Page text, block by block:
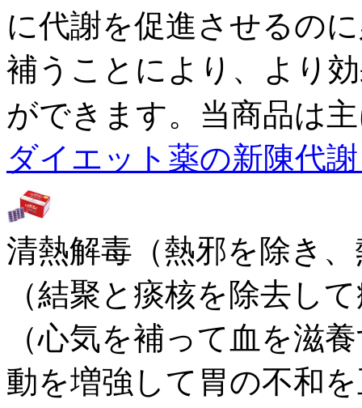
に代謝を促進させるの
補うことにより、より
ができます。当商品は
ダイエット薬の新陳代
清熱解毒（熱邪を除き
（結聚と痰核を除去し
（心気を補って血を滋
動を増強して胃の不和